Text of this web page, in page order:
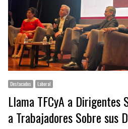
Destacados Laboral
Llama TFCyA a Dirigentes
a Trabajadores Sobre sus